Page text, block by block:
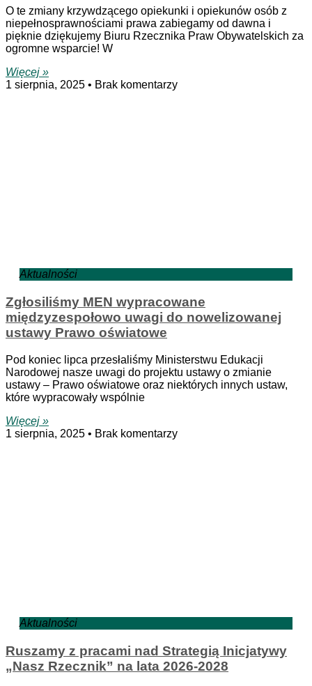
O te zmiany krzywdzącego opiekunki i opiekunów osób z
niepełnosprawnościami prawa zabiegamy od dawna i
pięknie dziękujemy Biuru Rzecznika Praw Obywatelskich za
ogromne wsparcie! W
Więcej »
1 sierpnia, 2025
Brak komentarzy
Aktualności
Zgłosiliśmy MEN wypracowane
międzyzespołowo uwagi do nowelizowanej
ustawy Prawo oświatowe
Pod koniec lipca przesłaliśmy Ministerstwu Edukacji
Narodowej nasze uwagi do projektu ustawy o zmianie
ustawy – Prawo oświatowe oraz niektórych innych ustaw,
które wypracowały wspólnie
Więcej »
1 sierpnia, 2025
Brak komentarzy
Aktualności
Ruszamy z pracami nad Strategią Inicjatywy
„Nasz Rzecznik” na lata 2026-2028